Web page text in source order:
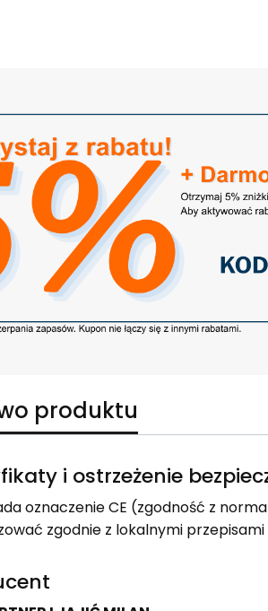
produktu
i ostrzeżenie
oznaczenie CE (zgodność z
zgodnie z lokalnymi